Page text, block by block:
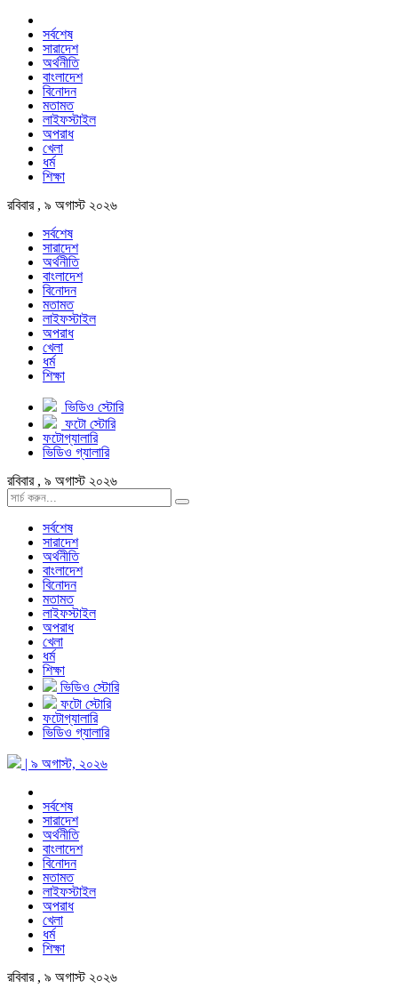
সর্বশেষ
সারাদেশ
অর্থনীতি
বাংলাদেশ
বিনোদন
মতামত
লাইফস্টাইল
অপরাধ
খেলা
ধর্ম
শিক্ষা
রবিবার , ৯ অগাস্ট ২০২৬
সর্বশেষ
সারাদেশ
অর্থনীতি
বাংলাদেশ
বিনোদন
মতামত
লাইফস্টাইল
অপরাধ
খেলা
ধর্ম
শিক্ষা
ভিডিও স্টোরি
ফটো স্টোরি
ফটোগ্যালারি
ভিডিও গ্যালারি
রবিবার , ৯ অগাস্ট ২০২৬
সর্বশেষ
সারাদেশ
অর্থনীতি
বাংলাদেশ
বিনোদন
মতামত
লাইফস্টাইল
অপরাধ
খেলা
ধর্ম
শিক্ষা
ভিডিও স্টোরি
ফটো স্টোরি
ফটোগ্যালারি
ভিডিও গ্যালারি
| ৯ অগাস্ট, ২০২৬
সর্বশেষ
সারাদেশ
অর্থনীতি
বাংলাদেশ
বিনোদন
মতামত
লাইফস্টাইল
অপরাধ
খেলা
ধর্ম
শিক্ষা
রবিবার , ৯ অগাস্ট ২০২৬